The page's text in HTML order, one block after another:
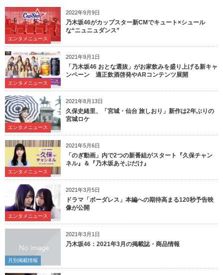
2022年9月9日
エンタメニュース
乃木坂46がカップスター新CMでキュート×シュール
な“ニュニュダンス”
2021年9月1日
エンタメニュース
「乃木坂46 おとな選抜」がお家飲みを盛り上げる新キャ
ンペーン 適正飲酒啓発やARコンテンツ展開
2021年8月13日
エンタメニュース
久保史緒里、「宮城・仙台 旅しおり」新作は2年ぶりの
宮城ロケ
2021年5月6日
エンタメニュース
「のぎ動画」内で2つの新番組がスタート『久保チャン
ネル』＆『乃木坂あそぶだけ』
2021年3月5日
エンタメニュース
ドラマ「ボーダレス」本編への期待高まる120秒予告映
像が公開
2021年3月1日
月別掲載情報
乃木坂46：2021年3月の掲載誌・商品情報